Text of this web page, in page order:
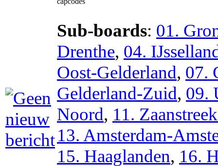
Sub-boards: 01.
Drenthe, 04.
Oost-Gelderland, 07.
Gelderland-Zuid, 09.
Noord, 11.
13. Amsterdam-
15. Haaglanden, 16.